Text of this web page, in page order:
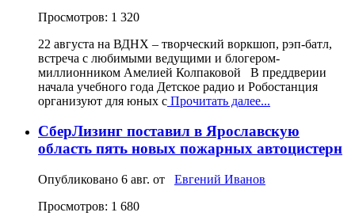
Просмотров: 1 320
22 августа на ВДНХ – творческий воркшоп, рэп‑батл,
встреча с любимыми ведущими и блогером-
миллионником Амелией Колпаковой В преддверии
начала учебного года Детское радио и Робостанция
организуют для юных с Прочитать далее...
СберЛизинг поставил в Ярославскую
область пять новых пожарных автоцистерн
Опубликовано 6 авг. от Евгений Иванов
Просмотров: 1 680